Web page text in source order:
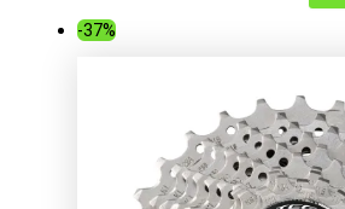
était :
86.49€.
est :
59.37€.
-37%